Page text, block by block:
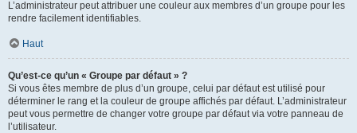
L’administrateur peut attribuer une couleur aux membres d’un groupe pour les
rendre facilement identifiables.
Haut
Qu’est-ce qu’un « Groupe par défaut » ?
Si vous êtes membre de plus d’un groupe, celui par défaut est utilisé pour
déterminer le rang et la couleur de groupe affichés par défaut. L’administrateur
peut vous permettre de changer votre groupe par défaut via votre panneau de
l’utilisateur.